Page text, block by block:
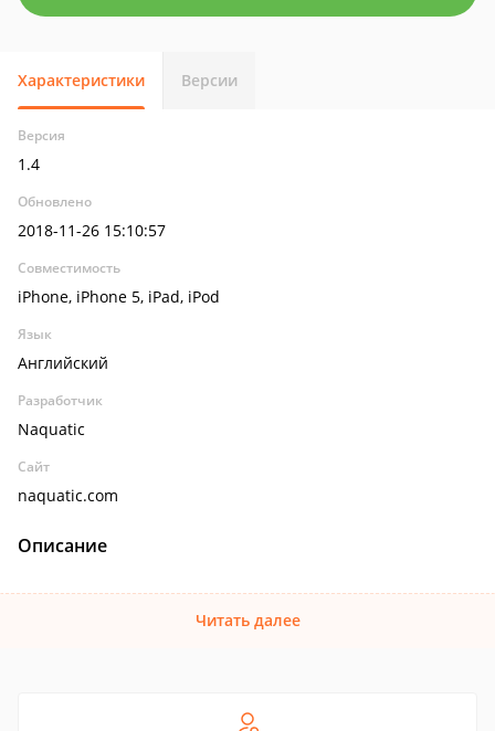
Характеристики Версии
Версия
1.4
Обновлено
2018-11-26 15:10:57
Совместимость
iPhone, iPhone 5, iPad, iPod
Язык
Английский
Разработчик
Naquatic
Сайт
naquatic.com
Описание
Читать далее